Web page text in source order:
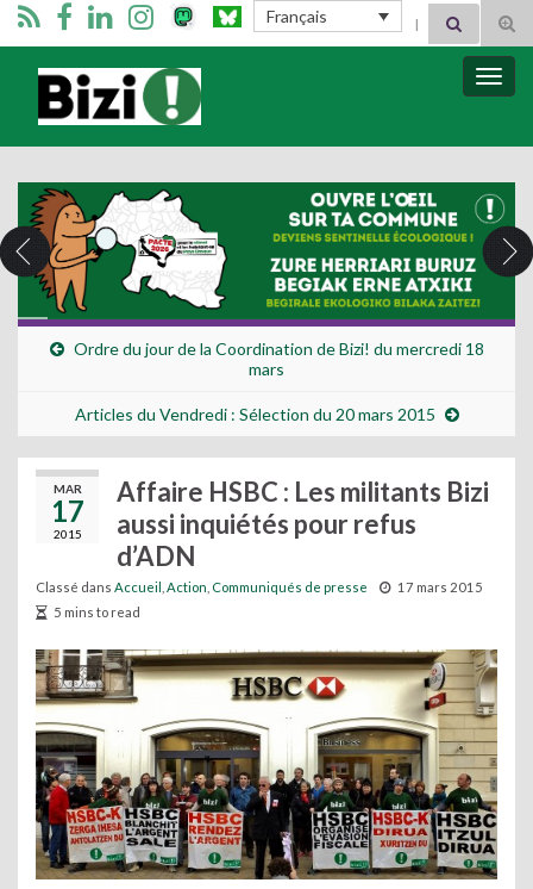
Français Search for:
Bizimugi
Ordre du jour de la Coordination de Bizi! du mercredi 18
mars
Articles du Vendredi : Sélection du 20 mars 2015
MAR
17
2015
Affaire HSBC : Les militants Bizi
aussi inquiétés pour refus
d’ADN
Classé dans Accueil Action Communiqués de presse
17 mars 2015
5 mins to read